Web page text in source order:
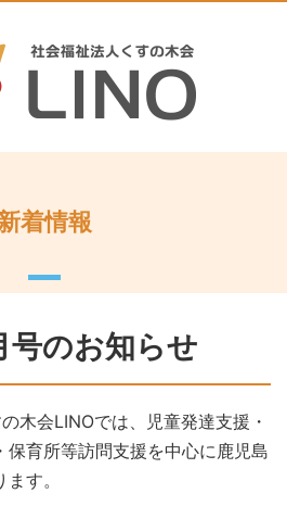
着情報
号のお知らせ
木会LINOでは、児童発達支援・
保育所等訪問支援を中心に鹿児島
す。